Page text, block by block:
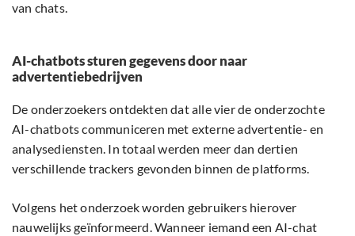
van chats.
AI-chatbots sturen gegevens door naar
advertentiebedrijven
De onderzoekers ontdekten dat alle vier de onderzochte
AI-chatbots communiceren met externe advertentie- en
analysediensten. In totaal werden meer dan dertien
verschillende trackers gevonden binnen de platforms.
Volgens het onderzoek worden gebruikers hierover
nauwelijks geïnformeerd. Wanneer iemand een AI-chat